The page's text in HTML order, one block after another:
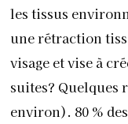
les tissus
une rétraction
visage et vise à
suites? Quelques
environ). 80 %